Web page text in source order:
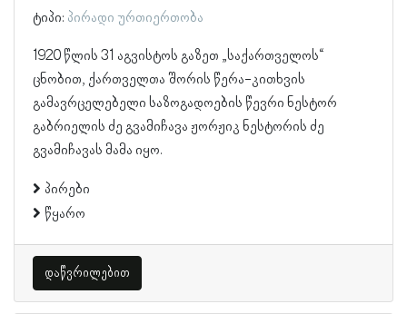
ტიპი: პირადი ურთიერთობა
1920 წლის 31 აგვისტოს გაზეთ „საქართველოს“
ცნობით, ქართველთა შორის წერა-კითხვის
გამავრცელებელი საზოგადოების წევრი ნესტორ
გაბრიელის ძე გვამიჩავა ჟორჟიკ ნესტორის ძე
გვამიჩავას მამა იყო.
პირები
წყარო
დაწვრილებით